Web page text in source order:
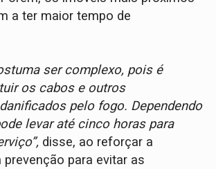
a ter maior tempo de
ser complexo, pois é
os cabos e outros
pelo fogo. Dependendo
levar até cinco horas para
disse, ao reforçar a
para evitar as